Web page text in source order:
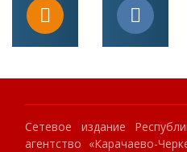
Сетевое издание
агентство «Карачаево-